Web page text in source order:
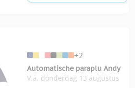
+2
Automatische paraplu Andy
V.a. donderdag 13 augustus